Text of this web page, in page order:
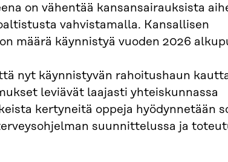
on vähentää kansansairauksista
vahvistamalla. Kansallisen
määrä käynnistyä vuoden 2026
nyt käynnistyvän rahoitushaun
leviävät laajasti yhteiskunnassa
kertyneitä oppeja hyödynnetään
suunnittelussa ja